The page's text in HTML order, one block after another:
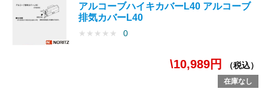
アルコーブハイキカバーL40 アルコーブ
排気カバーL40
★ ★ ★ ★ ★ 0
\10,989円 （税込）
在庫なし